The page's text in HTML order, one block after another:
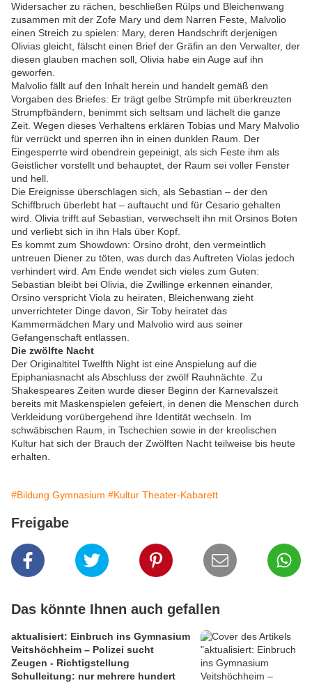
Widersacher zu rächen, beschließen Rülps und Bleichenwang
zusammen mit der Zofe Mary und dem Narren Feste, Malvolio
einen Streich zu spielen: Mary, deren Handschrift derjenigen
Olivias gleicht, fälscht einen Brief der Gräfin an den Verwalter, der
diesen glauben machen soll, Olivia habe ein Auge auf ihn
geworfen.
Malvolio fällt auf den Inhalt herein und handelt gemäß den
Vorgaben des Briefes: Er trägt gelbe Strümpfe mit überkreuzten
Strumpfbändern, benimmt sich seltsam und lächelt die ganze
Zeit. Wegen dieses Verhaltens erklären Tobias und Mary Malvolio
für verrückt und sperren ihn in einen dunklen Raum. Der
Eingesperrte wird obendrein gepeinigt, als sich Feste ihm als
Geistlicher vorstellt und behauptet, der Raum sei voller Fenster
und hell.
Die Ereignisse überschlagen sich, als Sebastian – der den
Schiffbruch überlebt hat – auftaucht und für Cesario gehalten
wird. Olivia trifft auf Sebastian, verwechselt ihn mit Orsinos Boten
und verliebt sich in ihn Hals über Kopf.
Es kommt zum Showdown: Orsino droht, den vermeintlich
untreuen Diener zu töten, was durch das Auftreten Violas jedoch
verhindert wird. Am Ende wendet sich vieles zum Guten:
Sebastian bleibt bei Olivia, die Zwillinge erkennen einander,
Orsino verspricht Viola zu heiraten, Bleichenwang zieht
unverrichteter Dinge davon, Sir Toby heiratet das
Kammermädchen Mary und Malvolio wird aus seiner
Gefangenschaft entlassen.
Die zwölfte Nacht
Der Originaltitel Twelfth Night ist eine Anspielung auf die
Epiphaniasnacht als Abschluss der zwölf Rauhnächte. Zu
Shakespeares Zeiten wurde dieser Beginn der Karnevalszeit
bereits mit Maskenspielen gefeiert, in denen die Menschen durch
Verkleidung vorübergehend ihre Identität wechseln. Im
schwäbischen Raum, in Tschechien sowie in der kreolischen
Kultur hat sich der Brauch der Zwölften Nacht teilweise bis heute
erhalten.
#Bildung Gymnasium #Kultur Theater-Kabarett
Freigabe
Das könnte Ihnen auch gefallen
aktualisiert: Einbruch ins Gymnasium
Veitshöchheim – Polizei sucht
Zeugen - Richtigstellung
Schulleitung: nur mehrere hundert